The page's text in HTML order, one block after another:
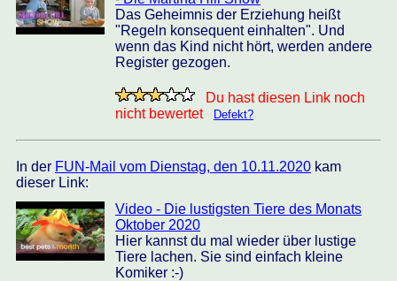
Das Geheimnis der Erziehung heißt
"Regeln konsequent einhalten". Und
wenn das Kind nicht hört, werden andere
Register gezogen.
Du hast diesen Link noch
nicht bewertet
Defekt?
In der FUN-Mail vom Dienstag, den 10.11.2020 kam
dieser Link:
Video - Die lustigsten Tiere des Monats
Oktober 2020
Hier kannst du mal wieder über lustige
Tiere lachen. Sie sind einfach kleine
Komiker :-)